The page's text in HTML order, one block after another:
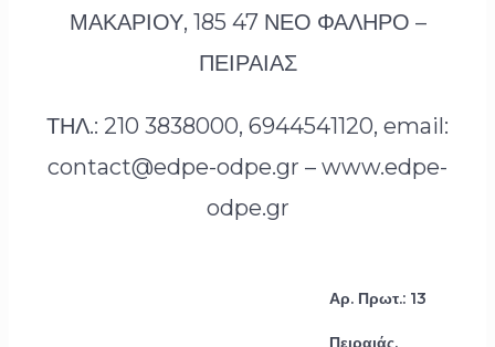
ΜΑΚΑΡΙΟΥ, 185 47 ΝΕΟ ΦΑΛΗΡΟ –
ΠΕΙΡΑΙΑΣ
ΤΗΛ.: 210 3838000, 6944541120, email:
contact@edpe-odpe.gr – www.edpe-
odpe.gr
Αρ. Πρωτ.: 13
Πειραιάς,